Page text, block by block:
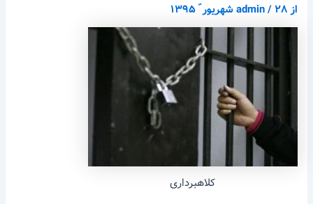
از admin/۲۸ شهریور ّ ۱۳۹۵
کلاهبرداری